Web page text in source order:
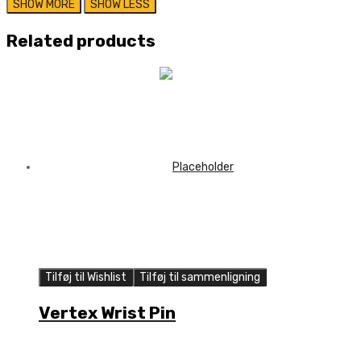
Related products
Tilføj til Wishlist Tilføj til sammenligning
Vertex Wrist Pin